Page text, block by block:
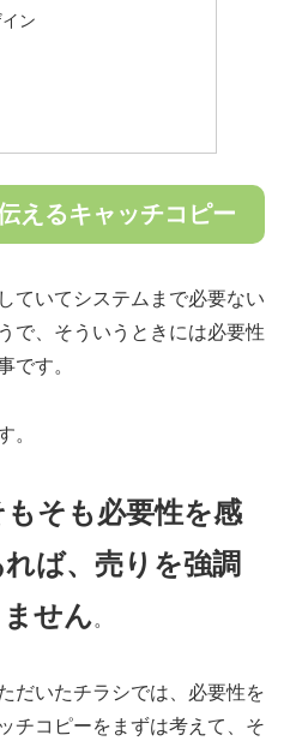
ン
えるキャッチコピー
ていてシステムまで必要ない
で、そういうときには必要性
です。
。
もそも必要性を感
ば、売りを強調
せん。
だいたチラシでは、必要性を
チコピーをまずは考えて、そ